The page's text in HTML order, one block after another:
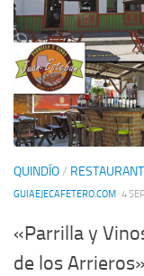
QUINDÍO/
GUIAEJECAFETERO.COM · 4
«Parrilla y
de los Arrieros»